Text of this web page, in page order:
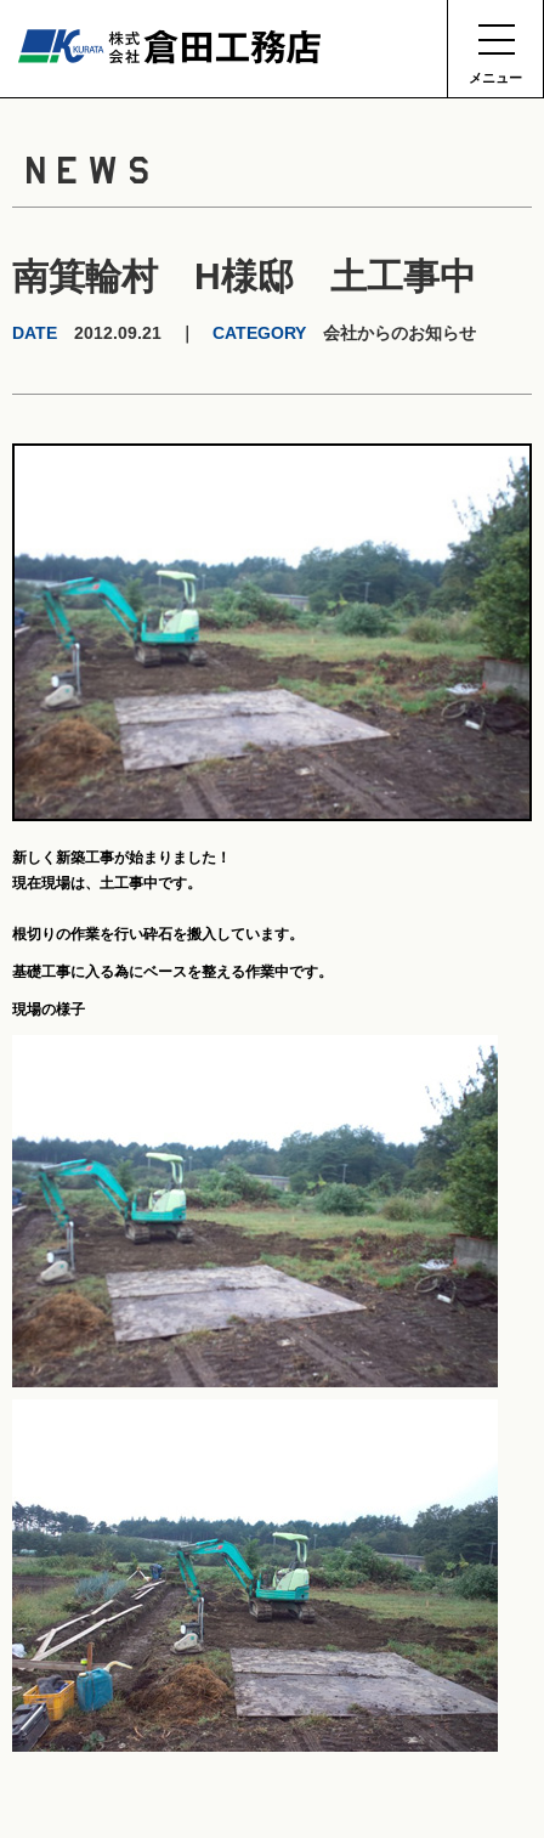
メニュー
NEWS
南箕輪村 H様邸 土工事中
DATE 2012.09.21 ｜ CATEGORY 会社からのお知らせ
新しく新築工事が始まりました！
現在現場は、土工事中です。
根切りの作業を行い砕石を搬入しています。
基礎工事に入る為にベースを整える作業中です。
現場の様子